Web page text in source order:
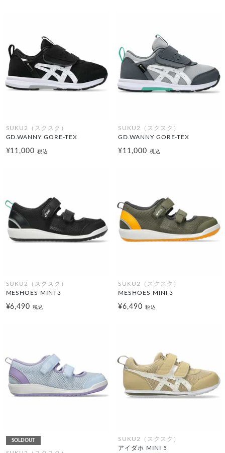
SUKU2（スクスク）
GD.WANNY GORE-TEX
¥11,000税込
SUKU2（スクスク）
GD.WANNY GORE-TEX
¥11,000 税込
SUKU2（スクスク）
MESHOES MINI 3
¥6,490税込
SUKU2（スクスク）
MESHOES MINI 3
¥6,490 税込
SOLDOUT
SUKU2（スクスク）
アイダホ MINI 5